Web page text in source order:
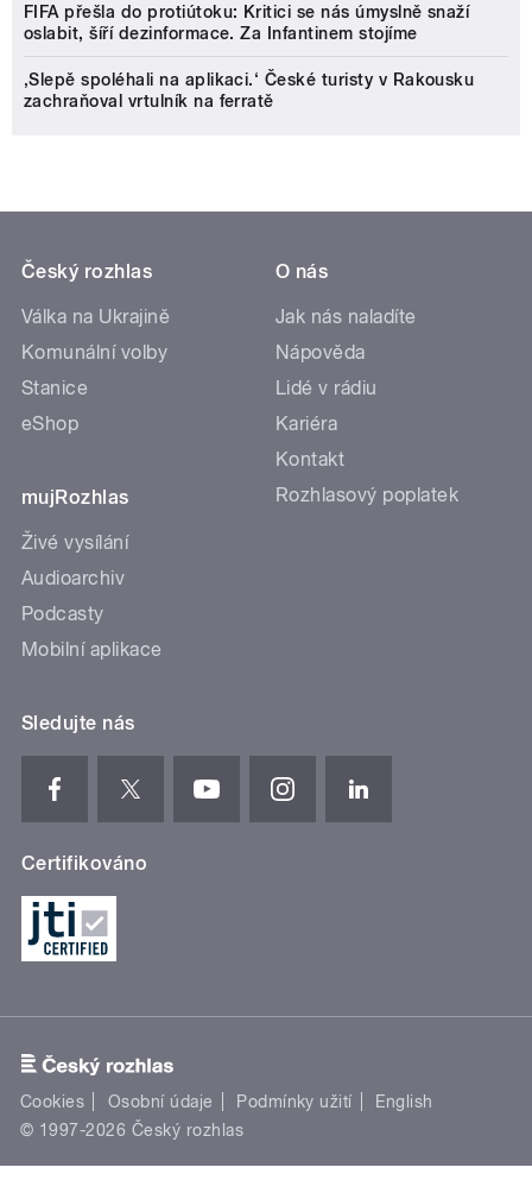
FIFA přešla do protiútoku: Kritici se nás úmyslně snaží
oslabit, šíří dezinformace. Za Infantinem stojíme
‚Slepě spoléhali na aplikaci.‘ České turisty v Rakousku
zachraňoval vrtulník na ferratě
Český rozhlas
Válka na Ukrajině
Komunální volby
Stanice
eShop
mujRozhlas
Živé vysílání
Audioarchiv
Podcasty
Mobilní aplikace
O nás
Jak nás naladíte
Nápověda
Lidé v rádiu
Kariéra
Kontakt
Rozhlasový poplatek
Sledujte nás
Certifikováno
Cookies Osobní údaje Podmínky užití
English
© 1997-2026 Český rozhlas